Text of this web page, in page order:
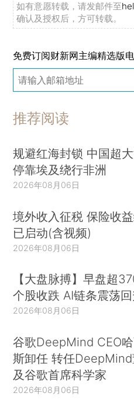
如有意愿转载，请发邮件至
确认及授权后，方可转载。
免费订阅财新网主编精选版
推荐阅读
规避红海封锁 中国超
停靠埃及绕行非洲
2026年08月06日
境外收入征税 保险收
已启动(含视频)
2026年08月06日
【大盘脉搏】早盘超
个股收跌 AI链条震荡
2026年08月06日
谷歌DeepMind CEO
斯卸任 转任
及谷歌首席科学家
2026年08月06日